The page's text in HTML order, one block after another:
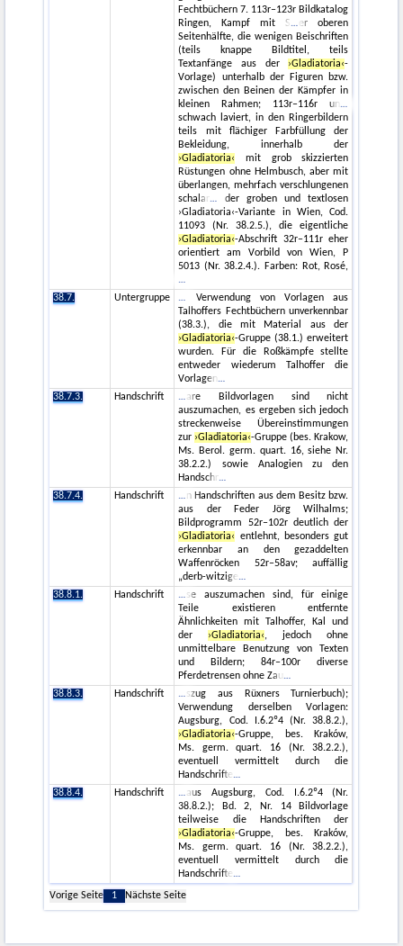
Fechtbüchern 7. 113r–123r Bildkatalog
Ringen, Kampf mit S
er oberen
Seitenhälfte, die wenigen Beischriften
(teils knappe Bildtitel, teils
Textanfänge aus der ›Gladiatoria‹-
Vorlage) unterhalb der Figuren bzw.
zwischen den Beinen der Kämpfer in
kleinen Rahmen; 113r–116r un
schwach laviert, in den Ringerbildern
teils mit flächiger Farbfüllung der
Bekleidung, innerhalb der
›Gladiatoria‹
mit grob skizzierten
Rüstungen ohne Helmbusch, aber mit
überlangen, mehrfach verschlungenen
schalar
der groben und textlosen
›Gladiatoria‹-Variante in Wien, Cod.
11093 (Nr. 38.2.5.), die eigentliche
›Gladiatoria‹-Abschrift 32r–111r eher
orientiert am Vorbild von Wien, P
5013 (Nr. 38.2.4.). Farben: Rot, Rosé,
38.7. Untergruppe
Verwendung von Vorlagen aus
Talhoffers Fechtbüchern unverkennbar
(38.3.), die mit Material aus der
›Gladiatoria‹-Gruppe (38.1.) erweitert
wurden. Für die Roßkämpfe stellte
entweder wiederum Talhoffer die
Vorlagen
38.7.3.
Handschrift
are Bildvorlagen sind nicht
auszumachen, es ergeben sich jedoch
streckenweise Übereinstimmungen
zur ›Gladiatoria‹-Gruppe (bes. Krakow,
Ms. Berol. germ. quart. 16, siehe Nr.
38.2.2.) sowie Analogien zu den
Handschr
38.7.4.
Handschrift
n Handschriften aus dem Besitz bzw.
aus der Feder Jörg Wilhalms;
Bildprogramm 52r–102r deutlich der
›Gladiatoria‹ entlehnt, besonders gut
erkennbar an den gezaddelten
Waffenröcken 52r–58av; auffällig
„derb-witzige
38.8.1.
Handschrift
se auszumachen sind, für einige
Teile existieren entfernte
Ähnlichkeiten mit Talhoffer, Kal und
der ›Gladiatoria‹, jedoch ohne
unmittelbare Benutzung von Texten
und Bildern; 84r–100r diverse
Pferdetrensen ohne Zau
38.8.3.
Handschrift
szug aus Rüxners Turnierbuch);
Verwendung derselben Vorlagen:
Augsburg, Cod. I.6.2º4 (Nr. 38.8.2.),
›Gladiatoria‹-Gruppe, bes. Kraków,
Ms. germ. quart. 16 (Nr. 38.2.2.),
eventuell vermittelt durch die
Handschrifte
38.8.4.
Handschrift
aus Augsburg, Cod. I.6.2º4 (Nr.
38.8.2.); Bd. 2, Nr. 14 Bildvorlage
teilweise die Handschriften der
›Gladiatoria‹-Gruppe, bes. Kraków,
Ms. germ. quart. 16 (Nr. 38.2.2.),
eventuell vermittelt durch die
Handschrifte
Vorige Seite
1 Nächste Seite